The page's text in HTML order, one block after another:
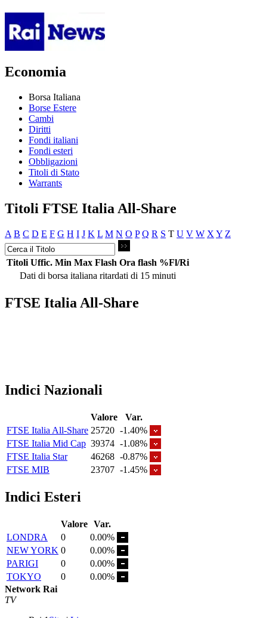
Economia
Borsa Italiana
Borse Estere
Cambi
Diritti
Fondi italiani
Fondi esteri
Obbligazioni
Titoli di Stato
Warrants
Titoli FTSE Italia All-Share
A B C D E F G H I J K L M N O P Q R S T U V W X Y Z
Titoli Uffic. Min Max Flash Ora flash %Fl/Ri
Dati di borsa italiana ritardati di 15 minuti
FTSE Italia All-Share
Indici Nazionali
Valore
Var.
FTSE Italia All-Share 25720 -1.40%
FTSE Italia Mid Cap 39374 -1.08%
FTSE Italia Star
46268 -0.87%
FTSE MIB
23707 -1.45%
Indici Esteri
Valore Var.
LONDRA
0
0.00%
NEW YORK 0
0.00%
PARIGI
0
0.00%
TOKYO
0
0.00%
Network Rai
TV